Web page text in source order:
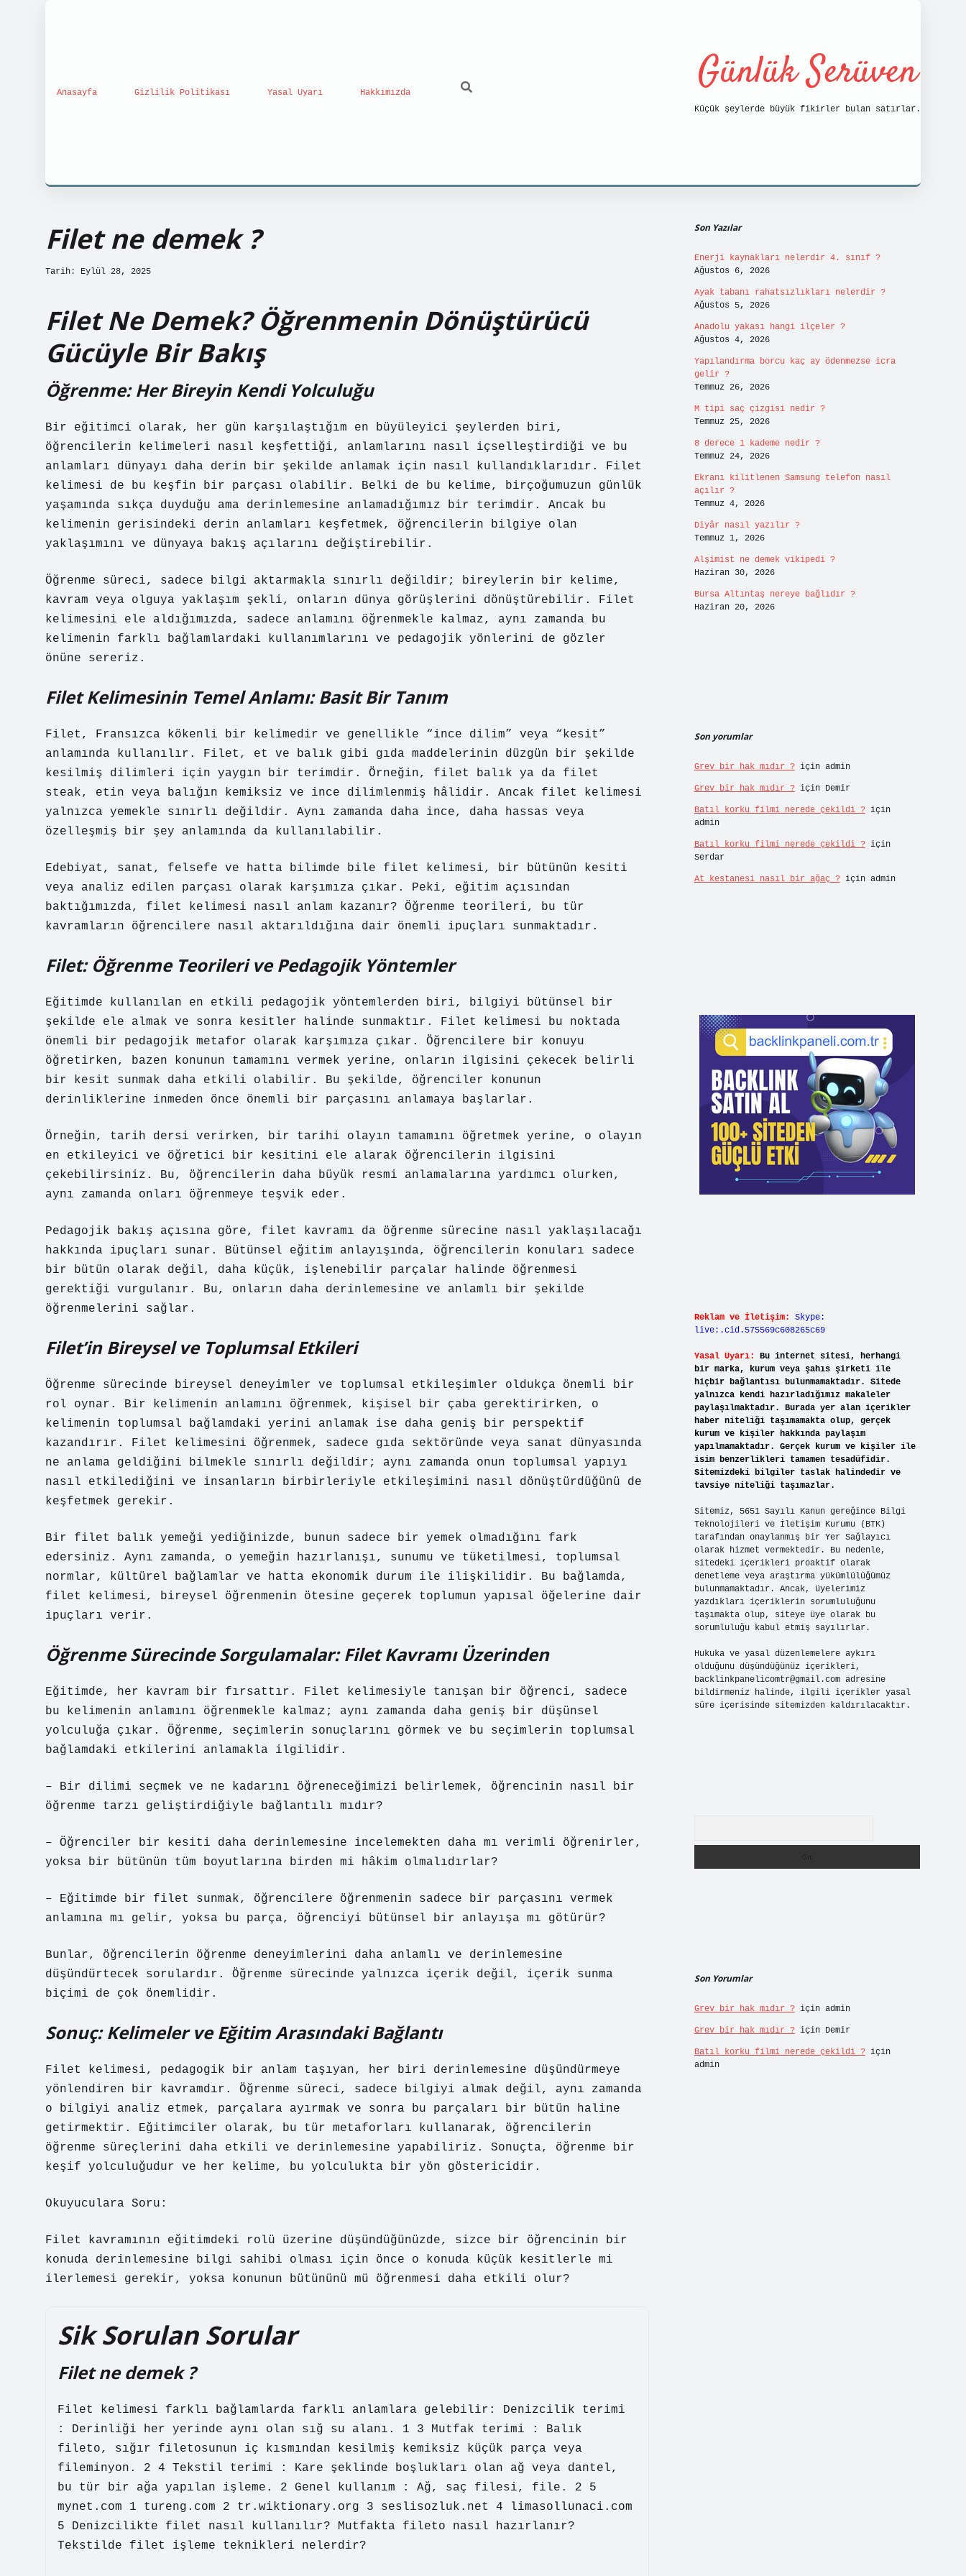
Anasayfa Gizlilik Politikası Yasal Uyarı Hakkımızda Günlük Serüven
Küçük şeylerde büyük fikirler bulan satırlar.
Filet ne demek ?
Tarih: Eylül 28, 2025
Filet Ne Demek? Öğrenmenin Dönüştürücü
Gücüyle Bir Bakış
Öğrenme: Her Bireyin Kendi Yolculuğu
Bir eğitimci olarak, her gün karşılaştığım en büyüleyici şeylerden biri,
öğrencilerin kelimeleri nasıl keşfettiği, anlamlarını nasıl içselleştirdiği ve bu
anlamları dünyayı daha derin bir şekilde anlamak için nasıl kullandıklarıdır. Filet
kelimesi de bu keşfin bir parçası olabilir. Belki de bu kelime, birçoğumuzun günlük
yaşamında sıkça duyduğu ama derinlemesine anlamadığımız bir terimdir. Ancak bu
kelimenin gerisindeki derin anlamları keşfetmek, öğrencilerin bilgiye olan
yaklaşımını ve dünyaya bakış açılarını değiştirebilir.
Öğrenme süreci, sadece bilgi aktarmakla sınırlı değildir; bireylerin bir kelime,
kavram veya olguya yaklaşım şekli, onların dünya görüşlerini dönüştürebilir. Filet
kelimesini ele aldığımızda, sadece anlamını öğrenmekle kalmaz, aynı zamanda bu
kelimenin farklı bağlamlardaki kullanımlarını ve pedagojik yönlerini de gözler
önüne sereriz.
Filet Kelimesinin Temel Anlamı: Basit Bir Tanım
Filet, Fransızca kökenli bir kelimedir ve genellikle “ince dilim” veya “kesit”
anlamında kullanılır. Filet, et ve balık gibi gıda maddelerinin düzgün bir şekilde
kesilmiş dilimleri için yaygın bir terimdir. Örneğin, filet balık ya da filet
steak, etin veya balığın kemiksiz ve ince dilimlenmiş hâlidir. Ancak filet kelimesi
yalnızca yemekle sınırlı değildir. Aynı zamanda daha ince, daha hassas veya
özelleşmiş bir şey anlamında da kullanılabilir.
Edebiyat, sanat, felsefe ve hatta bilimde bile filet kelimesi, bir bütünün kesiti
veya analiz edilen parçası olarak karşımıza çıkar. Peki, eğitim açısından
baktığımızda, filet kelimesi nasıl anlam kazanır? Öğrenme teorileri, bu tür
kavramların öğrencilere nasıl aktarıldığına dair önemli ipuçları sunmaktadır.
Filet: Öğrenme Teorileri ve Pedagojik Yöntemler
Eğitimde kullanılan en etkili pedagojik yöntemlerden biri, bilgiyi bütünsel bir
şekilde ele almak ve sonra kesitler halinde sunmaktır. Filet kelimesi bu noktada
önemli bir pedagojik metafor olarak karşımıza çıkar. Öğrencilere bir konuyu
öğretirken, bazen konunun tamamını vermek yerine, onların ilgisini çekecek belirli
bir kesit sunmak daha etkili olabilir. Bu şekilde, öğrenciler konunun
derinliklerine inmeden önce önemli bir parçasını anlamaya başlarlar.
Örneğin, tarih dersi verirken, bir tarihi olayın tamamını öğretmek yerine, o olayın
en etkileyici ve öğretici bir kesitini ele alarak öğrencilerin ilgisini
çekebilirsiniz. Bu, öğrencilerin daha büyük resmi anlamalarına yardımcı olurken,
aynı zamanda onları öğrenmeye teşvik eder.
Pedagojik bakış açısına göre, filet kavramı da öğrenme sürecine nasıl yaklaşılacağı
hakkında ipuçları sunar. Bütünsel eğitim anlayışında, öğrencilerin konuları sadece
bir bütün olarak değil, daha küçük, işlenebilir parçalar halinde öğrenmesi
gerektiği vurgulanır. Bu, onların daha derinlemesine ve anlamlı bir şekilde
öğrenmelerini sağlar.
Filet’in Bireysel ve Toplumsal Etkileri
Öğrenme sürecinde bireysel deneyimler ve toplumsal etkileşimler oldukça önemli bir
rol oynar. Bir kelimenin anlamını öğrenmek, kişisel bir çaba gerektirirken, o
kelimenin toplumsal bağlamdaki yerini anlamak ise daha geniş bir perspektif
kazandırır. Filet kelimesini öğrenmek, sadece gıda sektöründe veya sanat dünyasında
ne anlama geldiğini bilmekle sınırlı değildir; aynı zamanda onun toplumsal yapıyı
nasıl etkilediğini ve insanların birbirleriyle etkileşimini nasıl dönüştürdüğünü de
keşfetmek gerekir.
Bir filet balık yemeği yediğinizde, bunun sadece bir yemek olmadığını fark
edersiniz. Aynı zamanda, o yemeğin hazırlanışı, sunumu ve tüketilmesi, toplumsal
normlar, kültürel bağlamlar ve hatta ekonomik durum ile ilişkilidir. Bu bağlamda,
filet kelimesi, bireysel öğrenmenin ötesine geçerek toplumun yapısal öğelerine dair
ipuçları verir.
Öğrenme Sürecinde Sorgulamalar: Filet Kavramı Üzerinden
Eğitimde, her kavram bir fırsattır. Filet kelimesiyle tanışan bir öğrenci, sadece
bu kelimenin anlamını öğrenmekle kalmaz; aynı zamanda daha geniş bir düşünsel
yolculuğa çıkar. Öğrenme, seçimlerin sonuçlarını görmek ve bu seçimlerin toplumsal
bağlamdaki etkilerini anlamakla ilgilidir.
– Bir dilimi seçmek ve ne kadarını öğreneceğimizi belirlemek, öğrencinin nasıl bir
öğrenme tarzı geliştirdiğiyle bağlantılı mıdır?
– Öğrenciler bir kesiti daha derinlemesine incelemekten daha mı verimli öğrenirler,
yoksa bir bütünün tüm boyutlarına birden mi hâkim olmalıdırlar?
– Eğitimde bir filet sunmak, öğrencilere öğrenmenin sadece bir parçasını vermek
anlamına mı gelir, yoksa bu parça, öğrenciyi bütünsel bir anlayışa mı götürür?
Bunlar, öğrencilerin öğrenme deneyimlerini daha anlamlı ve derinlemesine
düşündürtecek sorulardır. Öğrenme sürecinde yalnızca içerik değil, içerik sunma
biçimi de çok önemlidir.
Sonuç: Kelimeler ve Eğitim Arasındaki Bağlantı
Filet kelimesi, pedagogik bir anlam taşıyan, her biri derinlemesine düşündürmeye
yönlendiren bir kavramdır. Öğrenme süreci, sadece bilgiyi almak değil, aynı zamanda
o bilgiyi analiz etmek, parçalara ayırmak ve sonra bu parçaları bir bütün haline
getirmektir. Eğitimciler olarak, bu tür metaforları kullanarak, öğrencilerin
öğrenme süreçlerini daha etkili ve derinlemesine yapabiliriz. Sonuçta, öğrenme bir
keşif yolculuğudur ve her kelime, bu yolculukta bir yön göstericidir.
Okuyuculara Soru:
Filet kavramının eğitimdeki rolü üzerine düşündüğünüzde, sizce bir öğrencinin bir
konuda derinlemesine bilgi sahibi olması için önce o konuda küçük kesitlerle mi
ilerlemesi gerekir, yoksa konunun bütününü mü öğrenmesi daha etkili olur?
Sik Sorulan Sorular
Filet ne demek ?
Filet kelimesi farklı bağlamlarda farklı anlamlara gelebilir: Denizcilik terimi
: Derinliği her yerinde aynı olan sığ su alanı. 1 3 Mutfak terimi : Balık
fileto, sığır filetosunun iç kısmından kesilmiş kemiksiz küçük parça veya
fileminyon. 2 4 Tekstil terimi : Kare şeklinde boşlukları olan ağ veya dantel,
bu tür bir ağa yapılan işleme. 2 Genel kullanım : Ağ, saç filesi, file. 2 5
mynet.com 1 tureng.com 2 tr.wiktionary.org 3 seslisozluk.net 4 limasollunaci.com
5 Denizcilikte filet nasıl kullanılır? Mutfakta fileto nasıl hazırlanır?
Tekstilde filet işleme teknikleri nelerdir?
Son Yazılar
Enerji kaynakları nelerdir 4. sınıf ?
Ağustos 6, 2026
Ayak tabanı rahatsızlıkları nelerdir ?
Ağustos 5, 2026
Anadolu yakası hangi ilçeler ?
Ağustos 4, 2026
Yapılandırma borcu kaç ay ödenmezse icra
gelir ?
Temmuz 26, 2026
M tipi saç çizgisi nedir ?
Temmuz 25, 2026
8 derece 1 kademe nedir ?
Temmuz 24, 2026
Ekranı kilitlenen Samsung telefon nasıl
açılır ?
Temmuz 4, 2026
Diyâr nasıl yazılır ?
Temmuz 1, 2026
Alşimist ne demek vikipedi ?
Haziran 30, 2026
Bursa Altıntaş nereye bağlıdır ?
Haziran 20, 2026
Son yorumlar
Grev bir hak mıdır ?için admin
Grev bir hak mıdır ?için Demir
Batıl korku filmi nerede çekildi ?için
admin
Batıl korku filmi nerede çekildi ?için
Serdar
At kestanesi nasıl bir ağaç ?için admin
Reklam ve İletişim:
Skype:
live:.cid.575569c608265c69
Yasal Uyarı:
Bu internet sitesi, herhangi
bir marka, kurum veya şahıs şirketi ile
hiçbir bağlantısı bulunmamaktadır. Sitede
yalnızca kendi hazırladığımız makaleler
paylaşılmaktadır. Burada yer alan içerikler
haber niteliği taşımamakta olup, gerçek
kurum ve kişiler hakkında paylaşım
yapılmamaktadır. Gerçek kurum ve kişiler ile
isim benzerlikleri tamamen tesadüfidir.
Sitemizdeki bilgiler taslak halindedir ve
tavsiye niteliği taşımazlar.
Sitemiz, 5651 Sayılı Kanun gereğince Bilgi
Teknolojileri ve İletişim Kurumu (BTK)
tarafından onaylanmış bir Yer Sağlayıcı
olarak hizmet vermektedir. Bu nedenle,
sitedeki içerikleri proaktif olarak
denetleme veya araştırma yükümlülüğümüz
bulunmamaktadır. Ancak, üyelerimiz
yazdıkları içeriklerin sorumluluğunu
taşımakta olup, siteye üye olarak bu
sorumluluğu kabul etmiş sayılırlar.
Hukuka ve yasal düzenlemelere aykırı
olduğunu düşündüğünüz içerikleri,
backlinkpanelicomtr@gmail.comadresine
bildirmeniz halinde, ilgili içerikler yasal
süre içerisinde sitemizden kaldırılacaktır.
Son Yorumlar
Grev bir hak mıdır ?için admin
Grev bir hak mıdır ?için Demir
Batıl korku filmi nerede çekildi ?için
admin